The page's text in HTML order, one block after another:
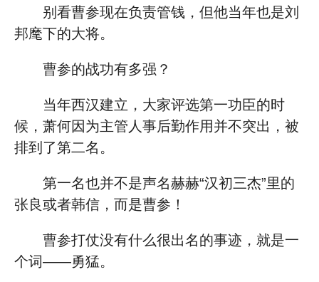
别看曹参现在负责管钱，但他当年也是刘
邦麾下的大将。
曹参的战功有多强？
当年西汉建立，大家评选第一功臣的时
候，萧何因为主管人事后勤作用并不突出，被
排到了第二名。
第一名也并不是声名赫赫“汉初三杰”里的
张良或者韩信，而是曹参！
曹参打仗没有什么很出名的事迹，就是一
个词——勇猛。